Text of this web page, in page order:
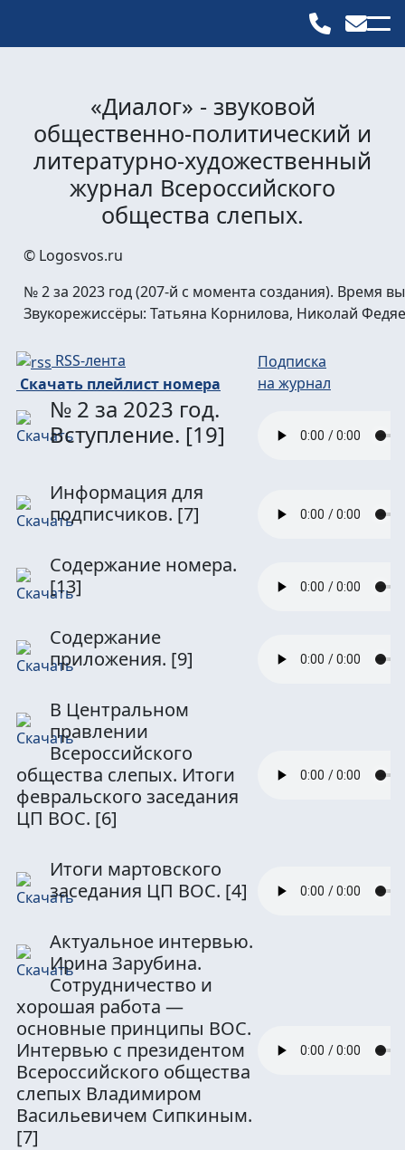
«Диалог» - звуковой
общественно-политический и
литературно-художественный
журнал Всероссийского
общества слепых.
© Logosvos.ru
№ 2 за 2023 год (207-й с момента создания). Время
Звукорежиссёры: Татьяна Корнилова, Николай
RSS-лента
Скачать плейлист номера
Подписка
на журнал
№ 2 за 2023 год.
Вступление. [19]
Информация для
подписчиков. [7]
Содержание номера.
[13]
Содержание
приложения. [9]
В Центральном
правлении
Всероссийского
общества слепых. Итоги
февральского заседания
ЦП ВОС. [6]
Итоги мартовского
заседания ЦП ВОС. [4]
Актуальное интервью.
Ирина Зарубина.
Сотрудничество и
хорошая работа —
основные принципы ВОС.
Интервью с президентом
Всероссийского общества
слепых Владимиром
Васильевичем Сипкиным.
[7]